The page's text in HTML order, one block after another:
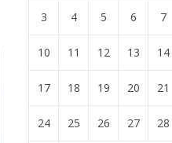
3 4 5 6 7
10 11 12 13 14
17 18 19 20 21
24 25 26 27 28